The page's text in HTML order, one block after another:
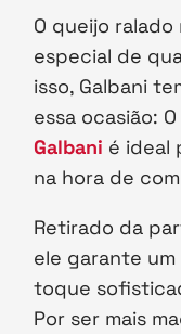
O queijo
especial de
isso, Galbani
essa ocasião: O
Galbani é ideal
na hora de
Retirado da
ele garante um
toque
Por ser mais